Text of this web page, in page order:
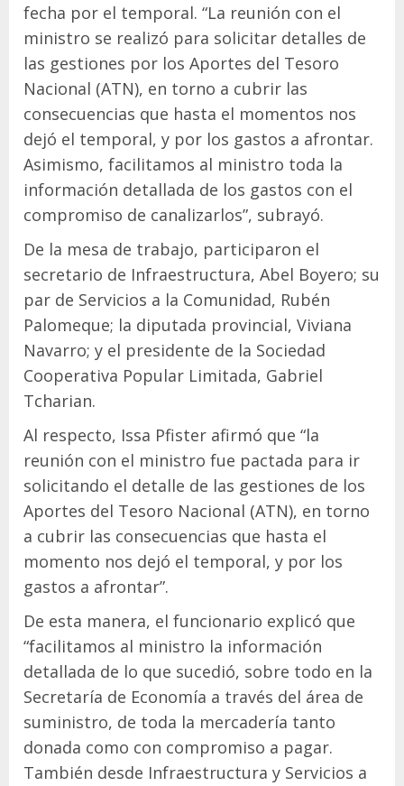
fecha por el temporal. “La reunión con el
ministro se realizó para solicitar detalles de
las gestiones por los Aportes del Tesoro
Nacional (ATN), en torno a cubrir las
consecuencias que hasta el momentos nos
dejó el temporal, y por los gastos a afrontar.
Asimismo, facilitamos al ministro toda la
información detallada de los gastos con el
compromiso de canalizarlos”, subrayó.
De la mesa de trabajo, participaron el
secretario de Infraestructura, Abel Boyero; su
par de Servicios a la Comunidad, Rubén
Palomeque; la diputada provincial, Viviana
Navarro; y el presidente de la Sociedad
Cooperativa Popular Limitada, Gabriel
Tcharian.
Al respecto, Issa Pfister afirmó que “la
reunión con el ministro fue pactada para ir
solicitando el detalle de las gestiones de los
Aportes del Tesoro Nacional (ATN), en torno
a cubrir las consecuencias que hasta el
momento nos dejó el temporal, y por los
gastos a afrontar”.
De esta manera, el funcionario explicó que
“facilitamos al ministro la información
detallada de lo que sucedió, sobre todo en la
Secretaría de Economía a través del área de
suministro, de toda la mercadería tanto
donada como con compromiso a pagar.
También desde Infraestructura y Servicios a